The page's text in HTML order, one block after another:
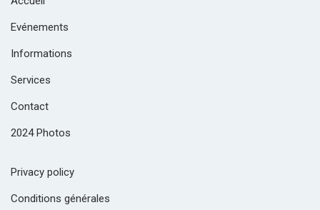
Evénements
Informations
Services
Contact
2024 Photos
Privacy policy
Conditions générales